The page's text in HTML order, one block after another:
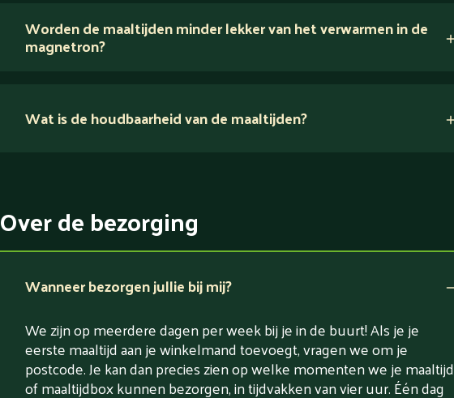
voedingsexperts
Verlaagd in zout
Worden de maaltijden minder lekker van het verwarmen in de
magnetron?
Wat is de houdbaarheid van de maaltijden?
Over de bezorging
Wanneer bezorgen jullie bij mij?
We zijn op meerdere dagen per week bij je in de buurt! Als je je
eerste maaltijd aan je winkelmand toevoegt, vragen we om je
postcode. Je kan dan precies zien op welke momenten we je maaltijd
of maaltijdbox kunnen bezorgen, in tijdvakken van vier uur. Één dag